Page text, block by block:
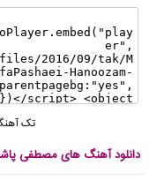
تک
دانلود آهنگ های مصطفی